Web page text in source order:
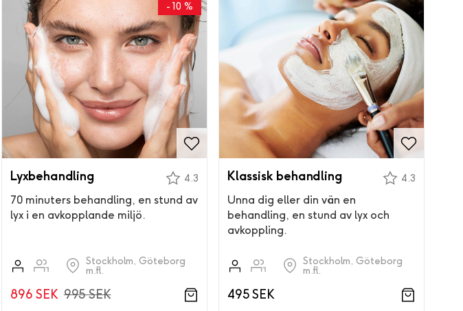
- 10 %
Lyxbehandling 4.3
70 minuters behandling, en stund av
lyx i en avkopplande miljö.
Stockholm, Göteborg
m.fl.
896 SEK 995 SEK
Klassisk behandling 4.3
Unna dig eller din vän en
behandling, en stund av lyx och
avkoppling.
Stockholm, Göteborg
m.fl.
495 SEK